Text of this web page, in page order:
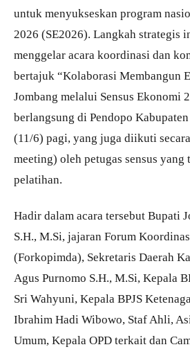
untuk menyukseskan program
2026 (SE2026). Langkah strategis
menggelar acara koordinasi dan
bertajuk “Kolaborasi Membangun
Jombang melalui Sensus Ekonomi
berlangsung di Pendopo
(11/6) pagi, yang juga diikuti
meeting) oleh petugas sensus yang
pelatihan.
Hadir dalam acara tersebut Bupati
S.H., M.Si, jajaran Forum
(Forkopimda), Sekretaris Daerah
Agus Purnomo S.H., M.Si, Kepala
Sri Wahyuni, Kepala BPJS
Ibrahim Hadi Wibowo, Staf Ahli,
Umum, Kepala OPD terkait dan